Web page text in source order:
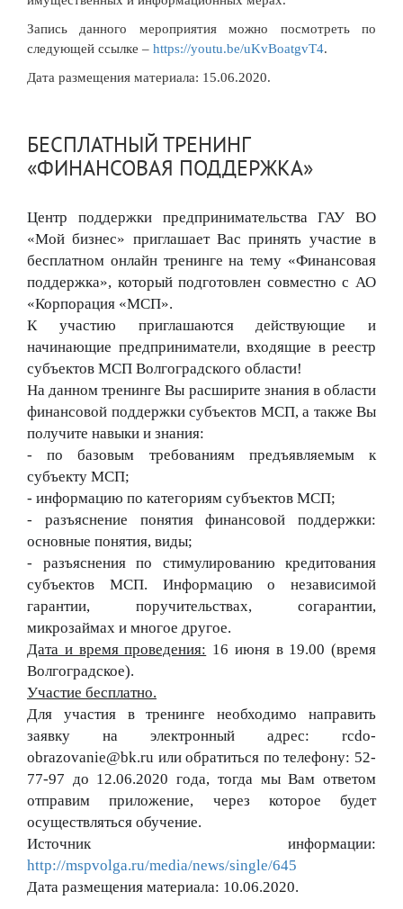
Запись данного мероприятия можно посмотреть по
следующей ссылке – https://youtu.be/uKvBoatgvT4.
Дата размещения материала: 15.06.2020.
БЕСПЛАТНЫЙ ТРЕНИНГ
«ФИНАНСОВАЯ ПОДДЕРЖКА»
Центр поддержки предпринимательства ГАУ ВО
«Мой бизнес» приглашает Вас принять участие в
бесплатном онлайн тренинге на тему «Финансовая
поддержка», который подготовлен совместно с АО
«Корпорация «МСП».
К участию приглашаются действующие и
начинающие предприниматели, входящие в реестр
субъектов МСП Волгоградского области!
На данном тренинге Вы расширите знания в области
финансовой поддержки субъектов МСП, а также Вы
получите навыки и знания:
- по базовым требованиям предъявляемым к
субъекту МСП;
- информацию по категориям субъектов МСП;
- разъяснение понятия финансовой поддержки:
основные понятия, виды;
- разъяснения по стимулированию кредитования
субъектов МСП. Информацию о независимой
гарантии, поручительствах, согарантии,
микрозаймах и многое другое.
Дата и время проведения: 16 июня в 19.00 (время
Волгоградское).
Участие бесплатно.
Для участия в тренинге необходимо направить
заявку на электронный адрес: rcdo-
obrazovanie@bk.ru или обратиться по телефону: 52-
77-97 до 12.06.2020 года, тогда мы Вам ответом
отправим приложение, через которое будет
осуществляться обучение.
http://mspvolga.ru/media/news/single/645
Дата размещения материала: 10.06.2020.